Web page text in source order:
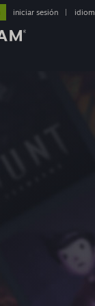
iniciar sesión